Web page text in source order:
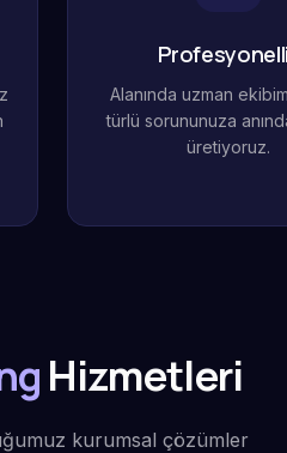
Alanında uzman
türlü sorununuza
üretiyoruz.
Hizmetleri
kurumsal çözümler